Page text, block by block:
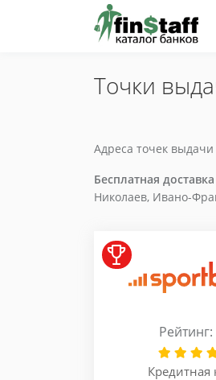
Точки
Адреса точек
Бесплатная
Николаев, Ивано-
Рейтинг:
Кредитная